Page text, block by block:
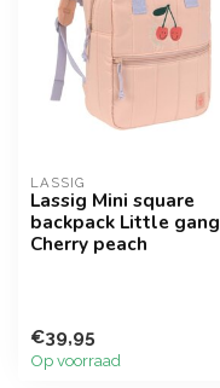
LASSIG
Lassig Mini square
backpack Little gang
Cherry peach
€39,95
Op voorraad